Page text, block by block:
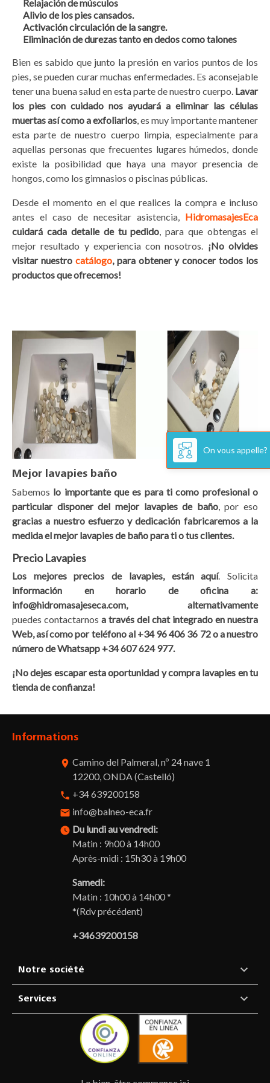
Relajación de músculos
Alivio de los pies cansados.
Activación circulación de la sangre.
Eliminación de durezas tanto en dedos como talones
Bien es sabido que junto la presión en varios puntos de los
pies, se pueden curar muchas enfermedades. Es aconsejable
tener una buena salud en esta parte de nuestro cuerpo. Lavar
los pies con cuidado nos ayudará a eliminar las células
muertas así como a exfoliarlos, es muy importante mantener
esta parte de nuestro cuerpo limpia, especialmente para
aquellas personas que frecuentes lugares húmedos, donde
existe la posibilidad que haya una mayor presencia de
hongos, como los gimnasios o piscinas públicas.
Desde el momento en el que realices la compra e incluso
antes el caso de necesitar asistencia, HidromasajesEca
cuidará cada detalle de tu pedido, para que obtengas el
mejor resultado y experiencia con nosotros. ¡No olvides
visitar nuestro catálogo, para obtener y conocer todos los
productos que ofrecemos!
Mejor lavapies baño
Sabemos lo importante que es para ti como profesional o
particular disponer del mejor lavapies de baño, por eso
gracias a nuestro esfuerzo y dedicación fabricaremos a la
medida el mejor lavapies de baño para ti o tus clientes.
Precio Lavapies
Los mejores precios de lavapies, están aquí. Solicita
información en horario de oficina a:
info@hidromasajeseca.com, alternativamente
puedes contactarnos a través del chat integrado en nuestra
Web, así como por teléfono al +34 96 406 36 72 o a nuestro
número de Whatsapp +34 607 624 977.
¡No dejes escapar esta oportunidad y compra lavapies en tu
tienda de confianza!
Informations
room Camino del Palmeral, nº 24 nave 1
12200, ONDA (Castelló)
phone +34 639200158
email info@balneo-eca.fr
watch_later Du lundi au vendredi:
Matin : 9h00 à 14h00
Après-midi : 15h30 à 19h00
Samedi:
Matin : 10h00 à 14h00 *
*(Rdv précédent)
+34639200158
Notre société 
Services 
On vous appelle?